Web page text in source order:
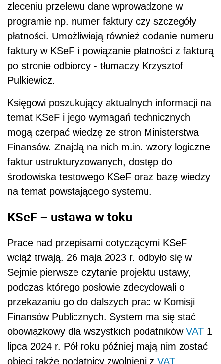
zleceniu przelewu dane wprowadzone w
programie np. numer faktury czy szczegóły
płatności. Umożliwiają również dodanie numeru
faktury w KSeF i powiązanie płatności z fakturą
po stronie odbiorcy - tłumaczy Krzysztof
Pulkiewicz.
Księgowi poszukujący aktualnych informacji na
temat KSeF i jego wymagań technicznych
mogą czerpać wiedzę ze stron Ministerstwa
Finansów. Znajdą na nich m.in. wzory logiczne
faktur ustrukturyzowanych, dostęp do
środowiska testowego KSeF oraz bazę wiedzy
na temat powstającego systemu.
KSeF – ustawa w toku
Prace nad przepisami dotyczącymi KSeF
wciąż trwają. 26 maja 2023 r. odbyło się w
Sejmie pierwsze czytanie projektu ustawy,
podczas którego posłowie zdecydowali o
przekazaniu go do dalszych prac w Komisji
Finansów Publicznych. System ma się stać
obowiązkowy dla wszystkich podatników VAT 1
lipca 2024 r. Pół roku później mają nim zostać
objęci także podatnicy zwolnieni z VAT.